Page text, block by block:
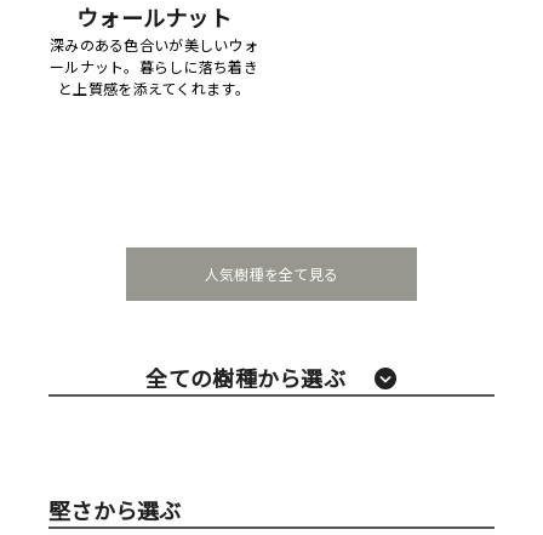
ウォールナット
深みのある色合いが美しいウォ
ールナット。暮らしに落ち着き
と上質感を添えてくれます。
人気樹種を全て見る
全ての樹種から選ぶ
堅さから選ぶ